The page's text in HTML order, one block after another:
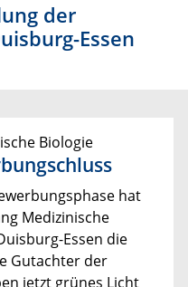
der
Essen
Biologie
hat
Medizinische
Essen die
Gutachter der
jetzt grünes Licht